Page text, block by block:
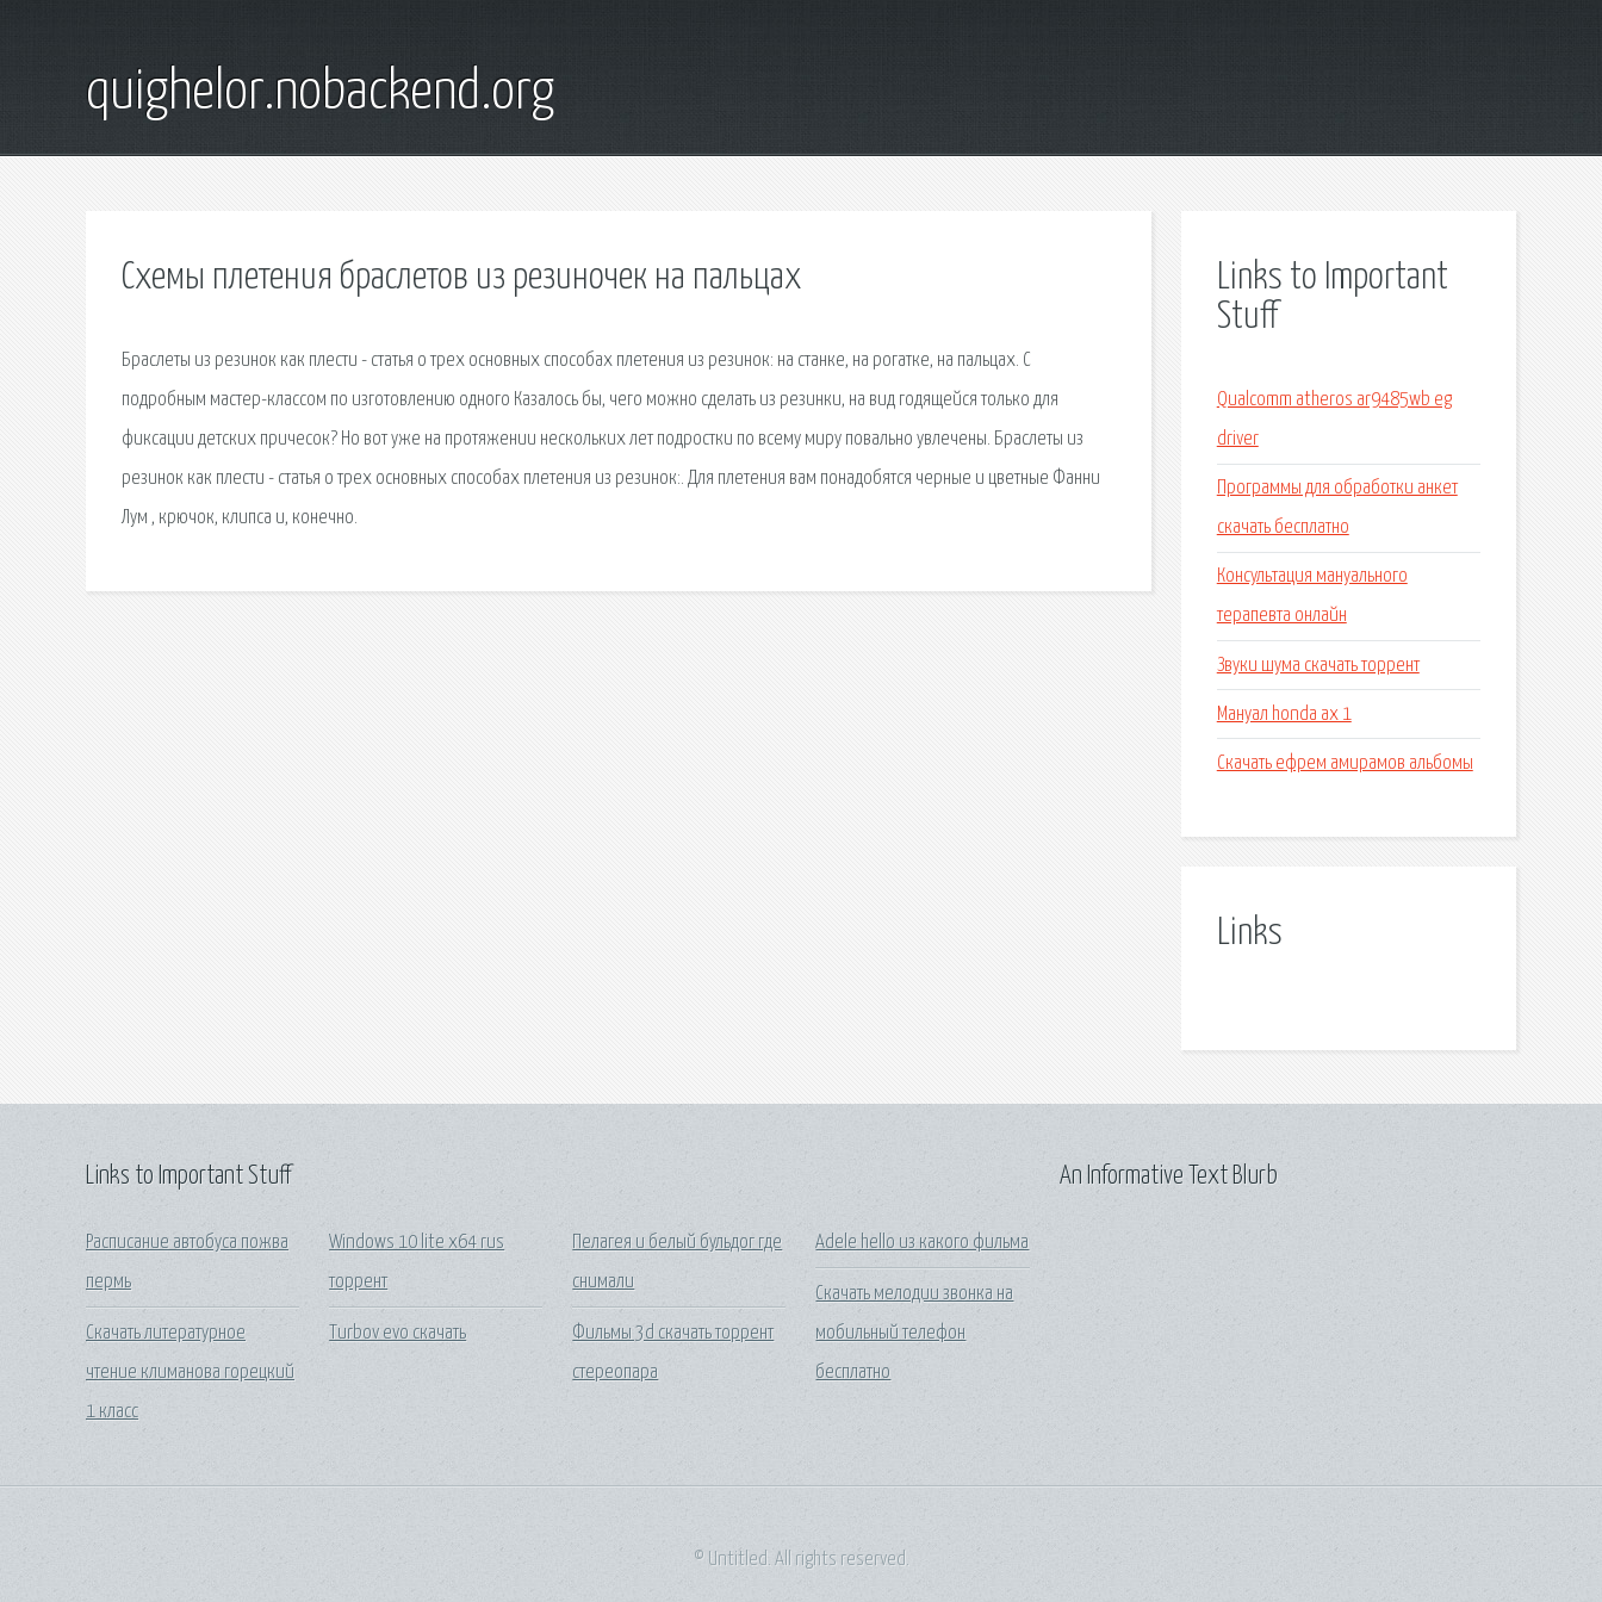
quighelor.nobackend.org
Схемы плетения браслетов из резиночек на пальцах
Браслеты из резинок как плести - статья о трех основных способах плетения из резинок: на станке, на рогатке, на пальцах. С
подробным мастер-классом по изготовлению одного Казалось бы, чего можно сделать из резинки, на вид годящейся только для
фиксации детских причесок? Но вот уже на протяжении нескольких лет подростки по всему миру повально увлечены. Браслеты из
резинок как плести - статья о трех основных способах плетения из резинок:. Для плетения вам понадобятся черные и цветные Фанни
Лум , крючок, клипса и, конечно.
Links to Important
Stuff
Qualcomm atheros ar9485wb eg
driver
Программы для обработки анкет
скачать бесплатно
Консультация мануального
терапевта онлайн
Звуки шума скачать торрент
Мануал honda ax 1
Скачать ефрем амирамов альбомы
Links
Links to Important Stuff
Расписание автобуса пожва
пермь
Скачать литературное
чтение климанова горецкий
1 класс
Windows 10 lite x64 rus
торрент
Turbov evo скачать
Пелагея и белый бульдог где
снимали
Фильмы 3d скачать торрент
стереопара
Adele hello из какого фильма
Скачать мелодии звонка на
мобильный телефон
бесплатно
An Informative Text Blurb
© Untitled. All rights reserved.